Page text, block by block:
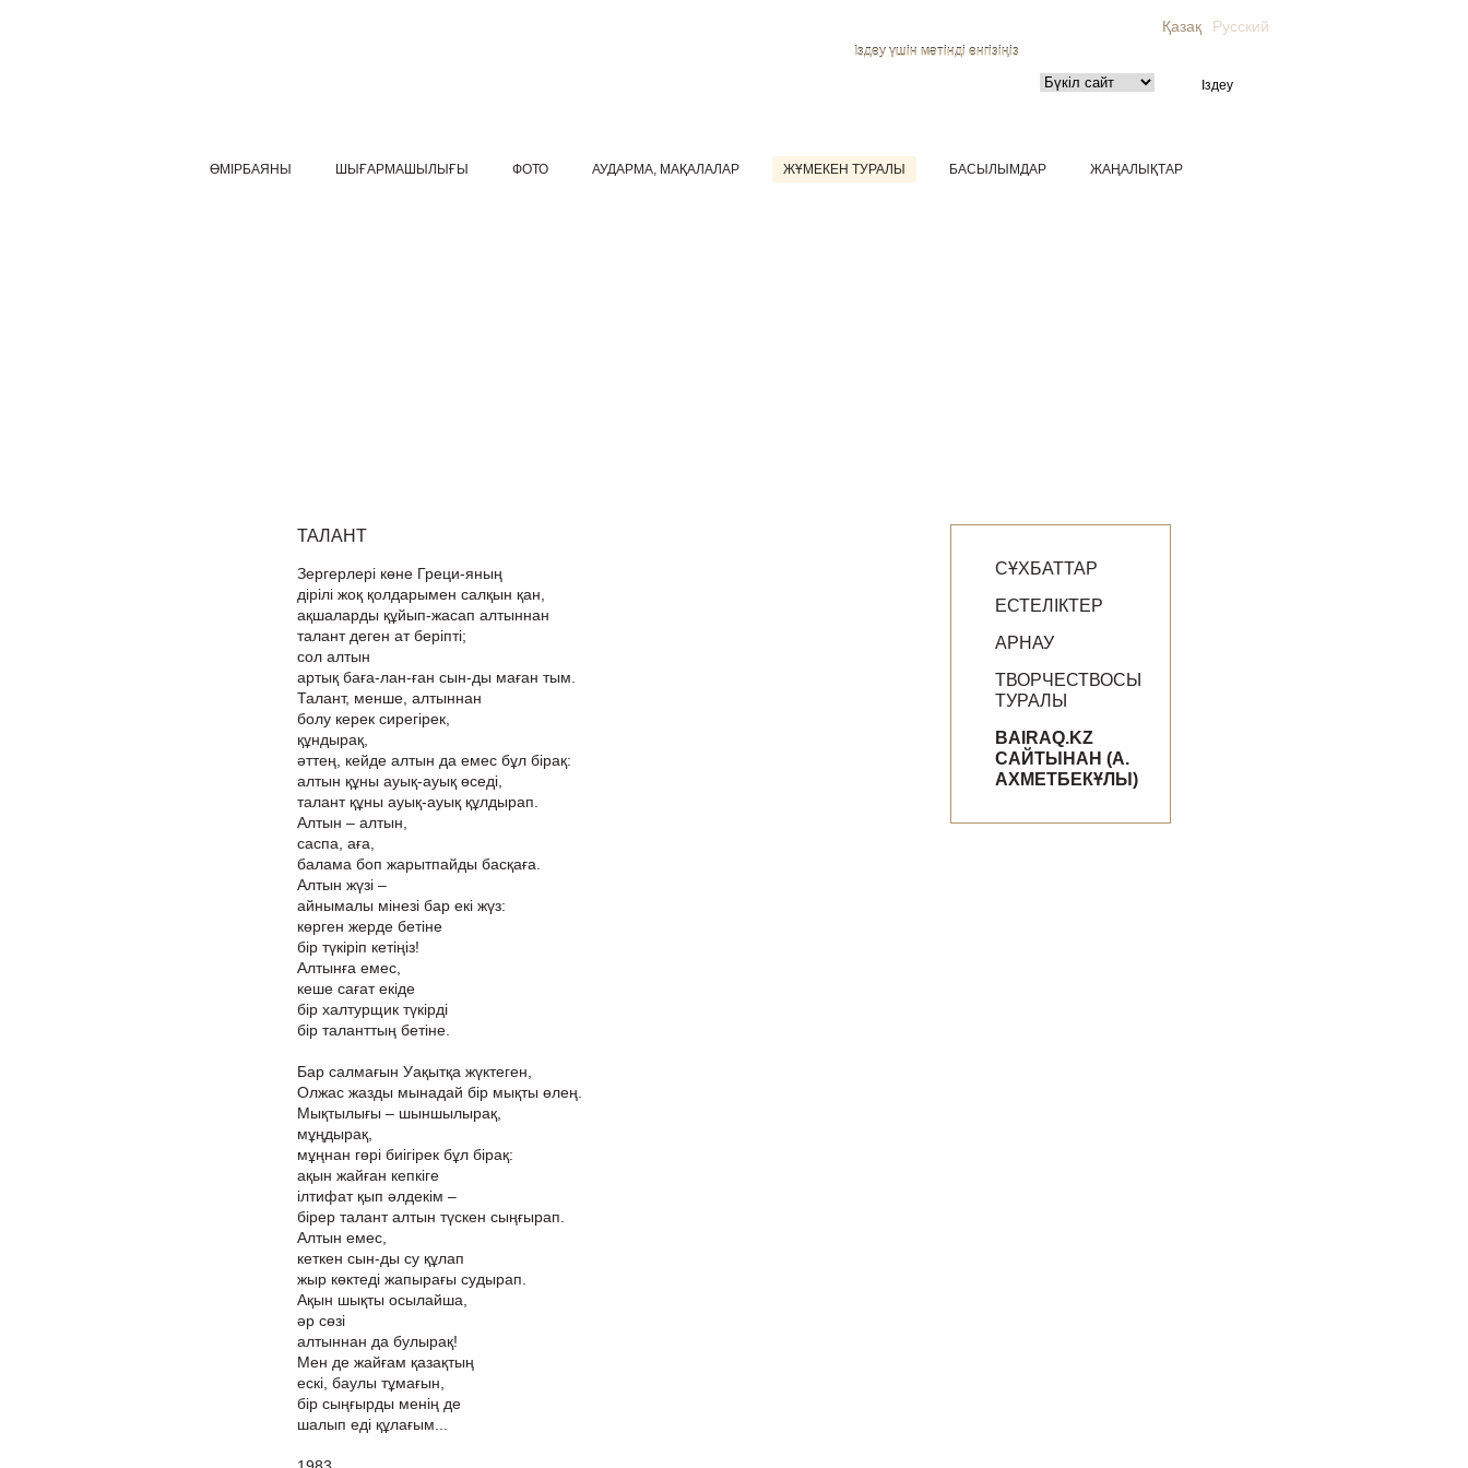
Қазақ Русский
Іздеу үшін мәтінді енгізіңіз
ӨМІРБАЯНЫ ШЫҒАРМАШЫЛЫҒЫ ФОТО АУДАРМА, МАҚАЛАЛАР ЖҰМЕКЕН ТУРАЛЫ БАСЫЛЫМДАР ЖАҢАЛЫҚТАР
СҰХБАТТАР
ЕСТЕЛІКТЕР
АРНАУ
ТВОРЧЕСТВОСЫ
ТУРАЛЫ
BAIRAQ.KZ
САЙТЫНАН (А.
АХМЕТБЕКҰЛЫ)
ТАЛАНТ
Зергерлері көне Греци-яның
дірілі жоқ қолдарымен салқын қан,
ақшаларды құйып-жасап алтыннан
талант деген ат беріпті;
сол алтын
артық баға-лан-ған сын-ды маған тым.
Талант, менше, алтыннан
болу керек сирегірек,
құндырақ,
әттең, кейде алтын да емес бұл бірақ:
алтын құны ауық-ауық өседі,
талант құны ауық-ауық құлдырап.
Алтын – алтын,
саспа, аға,
балама боп жарытпайды басқаға.
Алтын жүзі –
айнымалы мінезі бар екі жүз:
көрген жерде бетіне
бір түкіріп кетіңіз!
Алтынға емес,
кеше сағат екіде
бір халтурщик түкірді
бір таланттың бетіне.
Бар салмағын Уақытқа жүктеген,
Олжас жазды мынадай бір мықты өлең.
Мықтылығы – шыншылырақ,
мұңдырақ,
мұңнан гөрі биігірек бұл бірақ:
ақын жайған кепкіге
ілтифат қып әлдекім –
бірер талант алтын түскен сыңғырап.
Алтын емес,
кеткен сын-ды су құлап
жыр көктеді жапырағы судырап.
Ақын шықты осылайша,
әр сөзі
алтыннан да булырақ!
Мен де жайғам қазақтың
ескі, баулы тұмағын,
бір сыңғырды менің де
шалып еді құлағым...